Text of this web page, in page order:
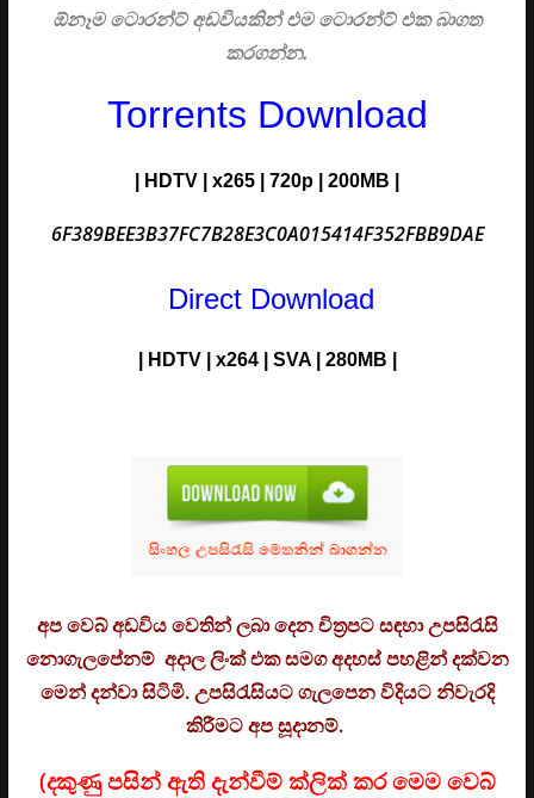
ඕනෑම ටොරන්ට් අඩවියකින් එම ටොරන්ට් එක බාගත
කරගන්න.
Torrents Download
| HDTV | x265 | 720p | 200MB |
6F389BEE3B37FC7B28E3C0A015414F352FBB9DAE
Direct Download
| HDTV | x264 | SVA | 280MB |
අප වෙබ් අඩවිය වෙතින් ලබා දෙන චිත්‍රපට සඳහා උපසිරැසි
නොගැලපේනම් අදාල ලිංක් එක සමග අදහස් පහළින් දක්වන
මෙන් දන්වා සිටිමි. උපසිරැසියට ගැලපෙන විදියට නිවැරදි
කිරීමට අප සූදානම්.
(දකුණු පසින් ඇති දැන්වීම් ක්ලික් කර මෙම වෙබ්